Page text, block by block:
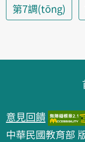
第7調(tōng)
意見回饋
中華民國教育部